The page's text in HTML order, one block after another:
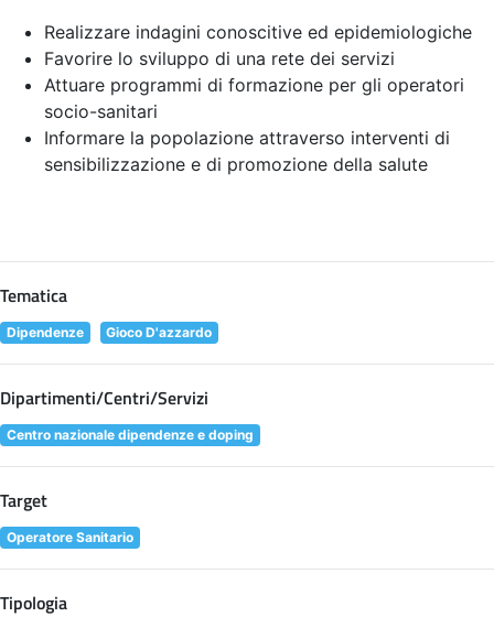
Realizzare indagini conoscitive ed epidemiologiche
Favorire lo sviluppo di una rete dei servizi
Attuare programmi di formazione per gli operatori
socio-sanitari
Informare la popolazione attraverso interventi di
sensibilizzazione e di promozione della salute
Tematica
Dipendenze Gioco D'azzardo
Dipartimenti/Centri/Servizi
Centro nazionale dipendenze e doping
Target
Operatore Sanitario
Tipologia